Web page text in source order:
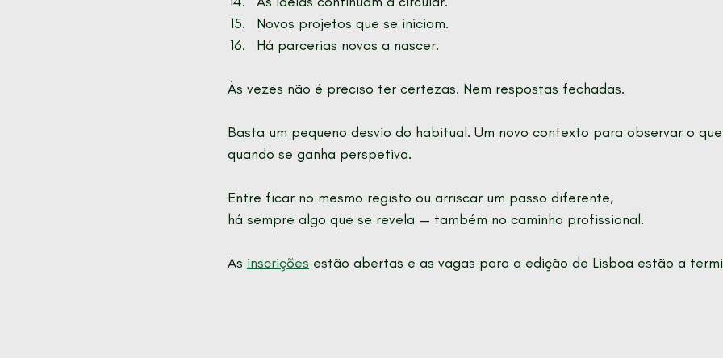
Novos projetos que se iniciam.
Há parcerias novas a nascer.
Às vezes não é preciso ter certezas. Nem respostas fechadas.
Basta um pequeno desvio do habitual. Um novo contexto para observar o
quando se ganha perspetiva.
Entre ficar no mesmo registo ou arriscar um passo diferente,
há sempre algo que se revela — também no caminho profissional.
As inscrições estão abertas e as vagas para a edição de Lisboa estão a